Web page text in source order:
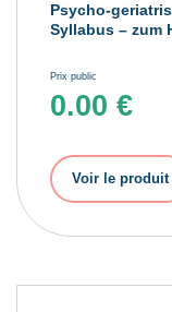
Psycho-
Syllabus – zum
Prix public
0.00 €
Voir le produit